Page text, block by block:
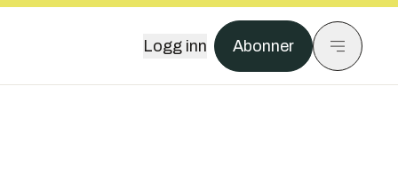
Logg inn Abonner